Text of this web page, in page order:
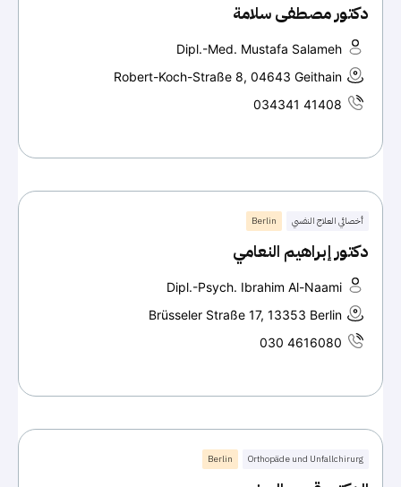
دكتور مصطفى سلامة
Dipl.-Med. Mustafa Salameh
Robert-Koch-Straße 8, 04643 Geithain
034341 41408
أخصائي العلاج النفسي Berlin
دكتور إبراهيم النعامي
Dipl.-Psych. Ibrahim Al-Naami
Brüsseler Straße 17, 13353 Berlin
030 4616080
Orthopäde und Unfallchirurg
Berlin